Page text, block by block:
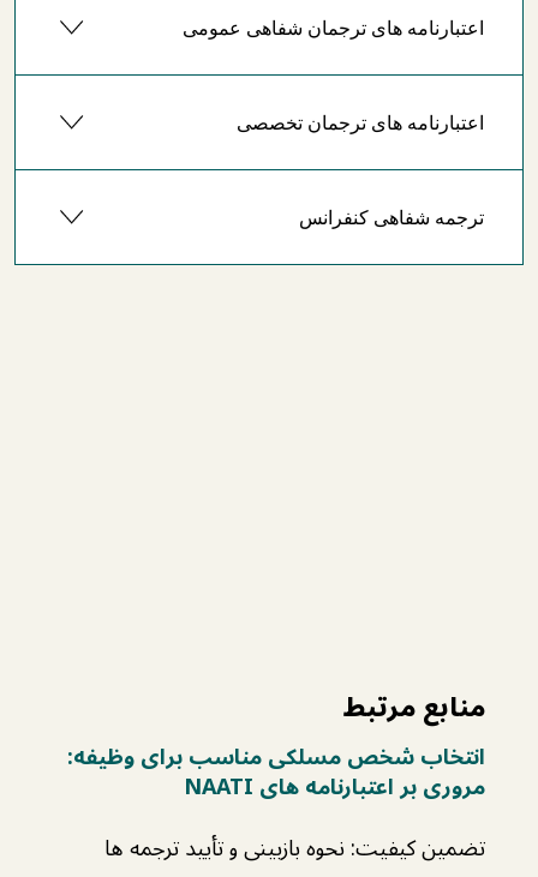
منابع مرتبط
انتخاب شخص مسلکی مناسب برای وظیفه:
مروری بر اعتبارنامه های NAATI
تضمین کیفیت: نحوه بازبینی و تأیید ترجمه‌ ها
اعتبارنامه های ترجمان شفاهی عمومی
اعتبارنامه های ترجمان تخصصی
ترجمه شفاهی کنفرانس